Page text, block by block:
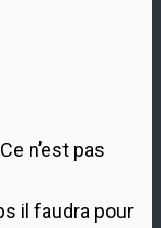
n’est pas
il faudra pour